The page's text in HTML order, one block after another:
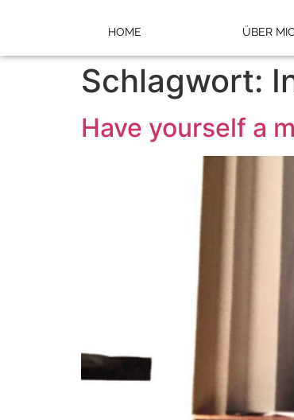
HOME ÜBER
Schlagwort:
Have yourself a